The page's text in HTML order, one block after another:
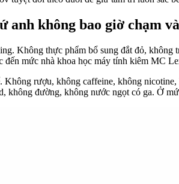
anh không bao giờ chạm
Không thực phẩm bổ sung đắt đỏ,
đến mức nhà khoa học máy tính kiêm MC
Không rượu, không caffeine, không
không đường, không nước ngọt có ga. Ở